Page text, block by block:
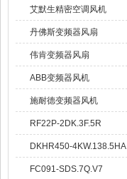
艾默生精密空调风机
丹佛斯变频器风扇
伟肯变频器风扇
ABB变频器风机
施耐德变频器风机
RF22P-2DK.3F.5R
DKHR450-4KW.138.5HA
FC091-SDS.7Q.V7